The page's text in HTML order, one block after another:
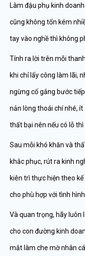
Làm đậu phụ kinh
cũng không tốn kém
tay vào nghề thì không
Tính ra lời trên mỗi
khi chỉ lấy công làm lãi,
ngừng cố gắng bước
nản lòng thoái chí nhé,
thất bại nên nếu có lỗ
Sau mỗi khó khăn và
khắc phục, rút ra kinh
kiên trì thực hiện theo
cho phù hợp với tình hình
Và quan trọng, hãy luôn
cho con đường kinh
mắt làm che mờ nhân